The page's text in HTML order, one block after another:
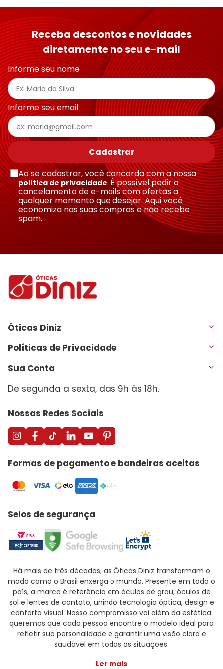
Receba descontos e novidades
diretamente no seu e-mail
Informe seu nome
Informe seu email
Cadastrar
Ao se cadastrar, você concorda com a nossa
política de privacidade. É possível pedir o
cancelamento de e-mails com ofertas a
qualquer momento que desejar. Aqui você
economiza nas suas compras e não recebe
spam.
Óticas Diniz
Políticas de Privacidade
Sua Conta
De segunda a sexta, das 9h às 18h.
Nossas Redes Sociais
Formas de pagamento e bandeiras aceitas
Selos de segurança
Há mais de três décadas, as Óticas Diniz transformam o
modo como o Brasil enxerga o mundo. Presente em todo o
país, a marca é referência em óculos de grau, óculos de
sol e lentes de contato, unindo tecnologia óptica, design e
conforto visual. Nosso compromisso vai além da estética:
queremos que cada pessoa encontre o modelo ideal para
refletir sua personalidade e garantir uma visão clara e
saudável em todas as situações.
Ler mais